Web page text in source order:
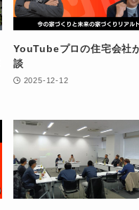
YouTubeプロの住宅会社
談
2025-12-12